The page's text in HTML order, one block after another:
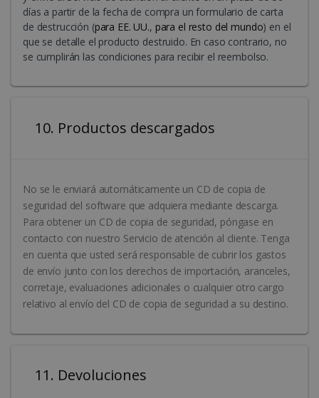
días a partir de la fecha de compra un formulario de carta
de destrucción (para EE. UU., para el resto del mundo) en el
que se detalle el producto destruido. En caso contrario, no
se cumplirán las condiciones para recibir el reembolso.
10. Productos descargados
No se le enviará automáticamente un CD de copia de
seguridad del software que adquiera mediante descarga.
Para obtener un CD de copia de seguridad, póngase en
contacto con nuestro Servicio de atención al cliente. Tenga
en cuenta que usted será responsable de cubrir los gastos
de envío junto con los derechos de importación, aranceles,
corretaje, evaluaciones adicionales o cualquier otro cargo
relativo al envío del CD de copia de seguridad a su destino.
11. Devoluciones